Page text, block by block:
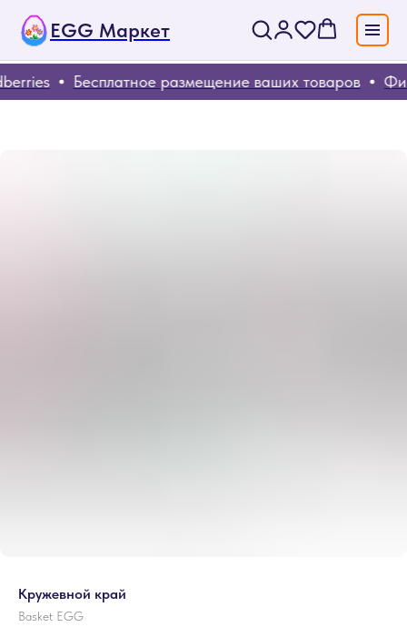
EGG Маркет
Бесплатное размещение ваших товаров
Кружевной край
Basket EGG